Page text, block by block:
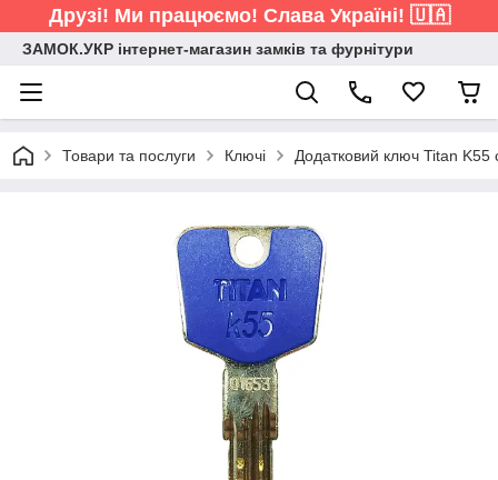
Друзі! Ми працюємо! Слава Україні! 🇺🇦
ЗАМОК.УКР інтернет-магазин замків та фурнітури
Товари та послуги Ключі Додатковий ключ Titan K55